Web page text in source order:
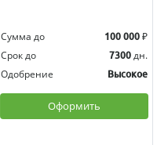
Сумма до 100 000 ₽
Срок до
7300 дн.
Одобрение
Высокое
Оформить